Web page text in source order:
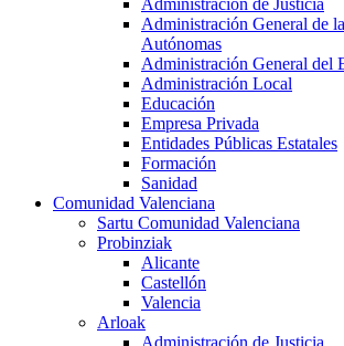
Administración de Justicia
Administración General de
Autónomas
Administración General del
Administración Local
Educación
Empresa Privada
Entidades Públicas Estatales
Formación
Sanidad
Comunidad Valenciana
Sartu Comunidad Valenciana
Probinziak
Alicante
Castellón
Valencia
Arloak